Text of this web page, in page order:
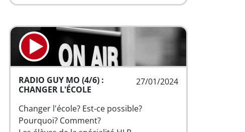
27/01/2024
RADIO GUY MO (4/6) :
CHANGER L'ÉCOLE
Changer l'école? Est-ce possible?
Pourquoi? Comment?